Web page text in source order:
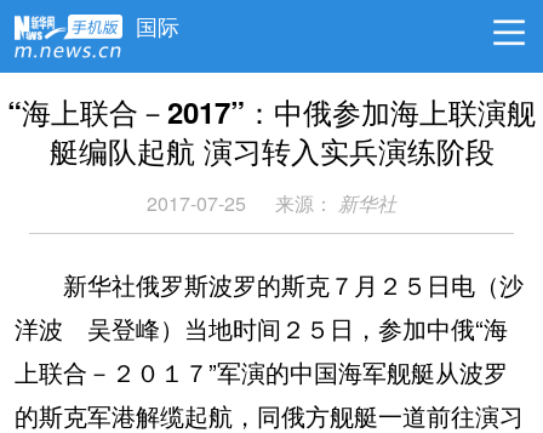
国际
“海上联合－2017”：中俄参加海上联演舰
艇编队起航 演习转入实兵演练阶段
2017-07-25 来源： 新华社
新华社俄罗斯波罗的斯克７月２５日电（沙
洋波 吴登峰）当地时间２５日，参加中俄“海
上联合－２０１７”军演的中国海军舰艇从波罗
的斯克军港解缆起航，同俄方舰艇一道前往演习